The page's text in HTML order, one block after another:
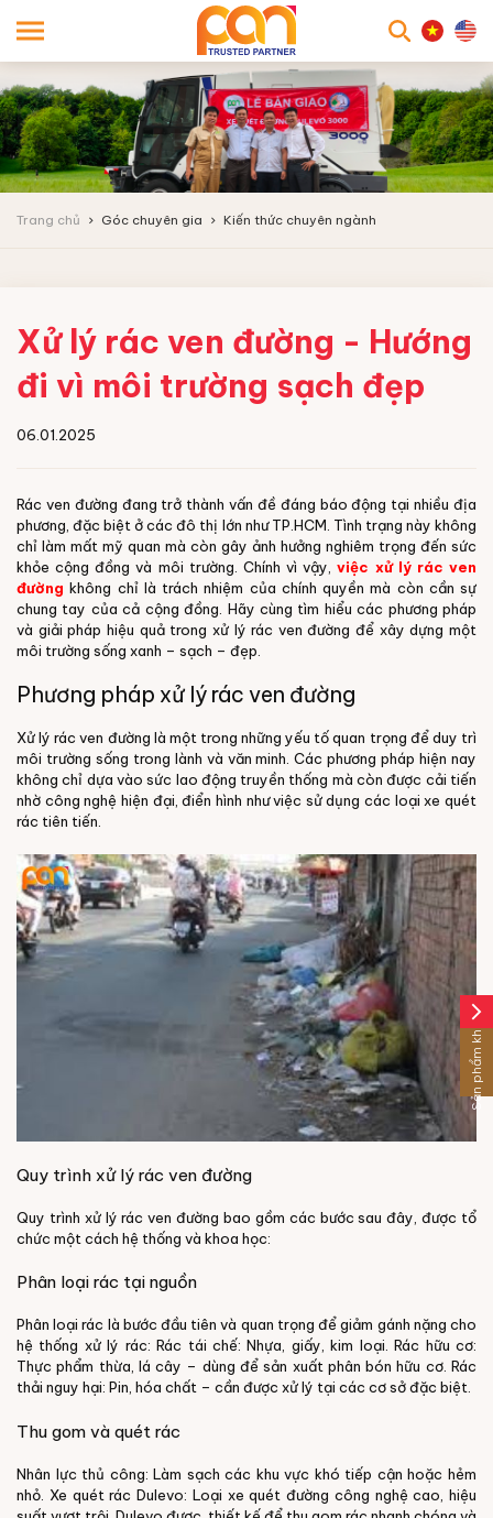
Trang chủ Góc chuyên gia Kiến thức chuyên ngành
Xử lý rác ven đường - Hướng
đi vì môi trường sạch đẹp
06.01.2025
Rác ven đường đang trở thành vấn đề đáng báo động tại nhiều địa
phương, đặc biệt ở các đô thị lớn như TP.HCM. Tình trạng này không
chỉ làm mất mỹ quan mà còn gây ảnh hưởng nghiêm trọng đến sức
khỏe cộng đồng và môi trường. Chính vì vậy,việc xử lý rác ven
đườngkhông chỉ là trách nhiệm của chính quyền mà còn cần sự
chung tay của cả cộng đồng. Hãy cùng tìm hiểu các phương pháp
và giải pháp hiệu quả trong xử lý rác ven đường để xây dựng một
môi trường sống xanh – sạch – đẹp.
Phương pháp xử lý rác ven đường
Xử lý rác ven đường là một trong những yếu tố quan trọng để duy trì
môi trường sống trong lành và văn minh. Các phương pháp hiện nay
không chỉ dựa vào sức lao động truyền thống mà còn được cải tiến
nhờ công nghệ hiện đại, điển hình như việc sử dụng các loại xe quét
rác tiên tiến.
Quy trình xử lý rác ven đường
Quy trình xử lý rác ven đường bao gồm các bước sau đây, được tổ
chức một cách hệ thống và khoa học:
Phân loại rác tại nguồn
Phân loại rác là bước đầu tiên và quan trọng để giảm gánh nặng cho
hệ thống xử lý rác: Rác tái chế: Nhựa, giấy, kim loại. Rác hữu cơ:
Thực phẩm thừa, lá cây – dùng để sản xuất phân bón hữu cơ. Rác
thải nguy hại: Pin, hóa chất – cần được xử lý tại các cơ sở đặc biệt.
Thu gom và quét rác
Nhân lực thủ công: Làm sạch các khu vực khó tiếp cận hoặc hẻm
nhỏ. Xe quét rác Dulevo: Loại xe quét đường công nghệ cao, hiệu
arrow_forward_ios
Sản phẩm khác